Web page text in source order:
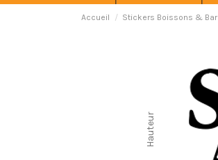
Accueil Stickers Boissons & Bar
Hauteur